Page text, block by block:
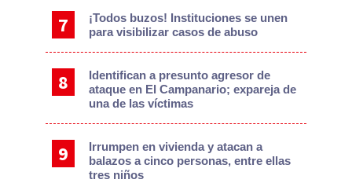
¡Todos buzos! Instituciones se unen
para visibilizar casos de abuso
Identifican a presunto agresor de
ataque en El Campanario; expareja de
una de las víctimas
Irrumpen en vivienda y atacan a
balazos a cinco personas, entre ellas
tres niños